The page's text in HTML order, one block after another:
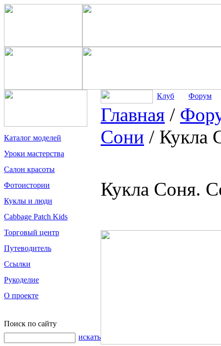
Каталог моделей
Уроки мастерства
Салон красоты
Фотоистории
Куклы и люди
Cabbage Patch Kids
Торговый центр
Путеводитель
Ссылки
Рукоделие
О проекте
Поиск по сайту
искать
Клуб Форум
Главная /
Сони / Кукла
Кукла Соня.